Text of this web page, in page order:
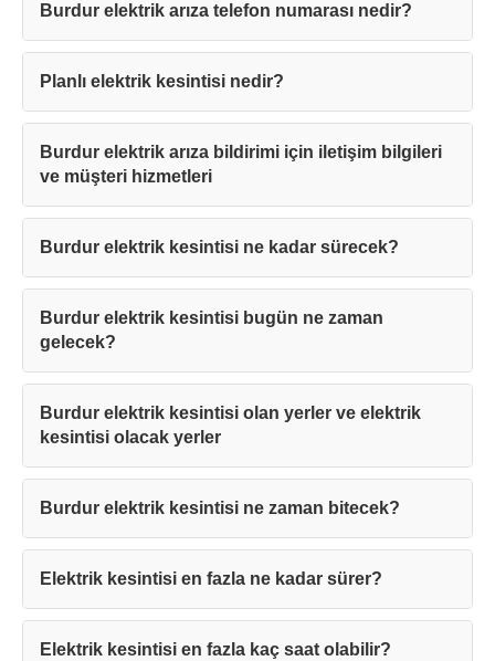
Burdur elektrik arıza telefon numarası nedir?
Planlı elektrik kesintisi nedir?
Burdur elektrik arıza bildirimi için iletişim bilgileri
ve müşteri hizmetleri
Burdur elektrik kesintisi ne kadar sürecek?
Burdur elektrik kesintisi bugün ne zaman
gelecek?
Burdur elektrik kesintisi olan yerler ve elektrik
kesintisi olacak yerler
Burdur elektrik kesintisi ne zaman bitecek?
Elektrik kesintisi en fazla ne kadar sürer?
Elektrik kesintisi en fazla kaç saat olabilir?